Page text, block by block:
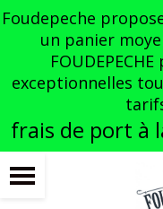
Foudepeche
un panier
exceptionnelles
frais de port à